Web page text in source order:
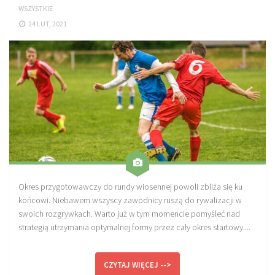
Drążki do ćwiczeń PRO TRAINING
Guma oporowa PRO TRAINING
PRODUKTY
Piłkarska Kuchnia
Poradnik Piłkarza
Zeszyt Trenera
Planer Trenera – dziennik, konspekty, notatki
Plany treningowe
Plan treningowy core stability
WSZYSTKIE
24 LUT, 2021
Okres przygotowawczy do rundy wiosennej powoli zbliża się ku
końcowi. Niebawem wszyscy zawodnicy ruszą do rywalizacji w
swoich rozgrywkach. Warto już w tym momencie pomyśleć nad
strategią utrzymania optymalnej formy przez cały okres startowy....
CZYTAJ WIĘCEJ -->